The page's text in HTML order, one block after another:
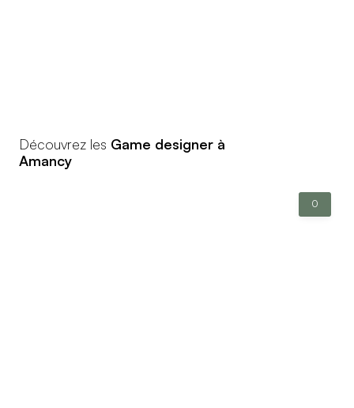
Découvrez les Game designer à
Amancy
0